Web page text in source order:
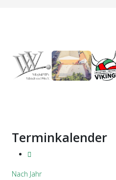
Terminkalender
Nach Jahr